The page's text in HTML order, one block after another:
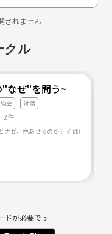
されません
クル
会 対話
2件
ドが必要です